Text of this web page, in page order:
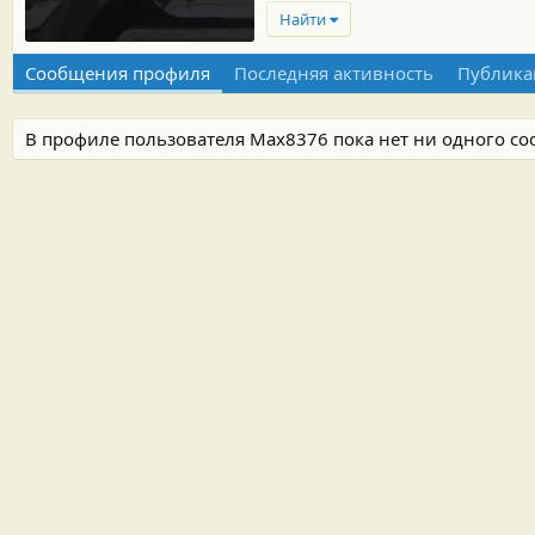
Найти
Сообщения профиля Последняя активность
В профиле пользователя Max8376 пока нет ни одного